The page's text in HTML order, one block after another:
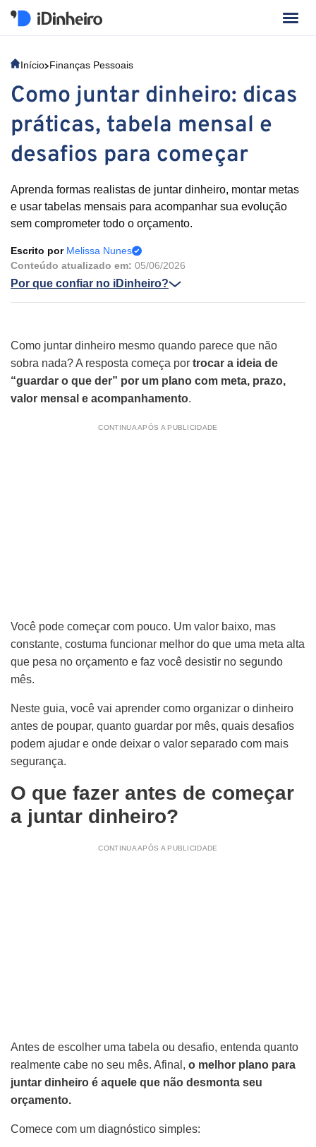
Início Finanças Pessoais
Como juntar dinheiro: dicas
práticas, tabela mensal e
desafios para começar
Aprenda formas realistas de juntar dinheiro, montar metas
e usar tabelas mensais para acompanhar sua evolução
sem comprometer todo o orçamento.
Escrito por Melissa Nunes
Conteúdo atualizado em: 05/06/2026
Por que confiar no iDinheiro?
Como juntar dinheiro mesmo quando parece que não
sobra nada? A resposta começa por trocar a ideia de
“guardar o que der” por um plano com meta, prazo,
valor mensal e acompanhamento.
CONTINUA APÓS A PUBLICIDADE
Você pode começar com pouco. Um valor baixo, mas
constante, costuma funcionar melhor do que uma meta alta
que pesa no orçamento e faz você desistir no segundo
mês.
Neste guia, você vai aprender como organizar o dinheiro
antes de poupar, quanto guardar por mês, quais desafios
podem ajudar e onde deixar o valor separado com mais
segurança.
O que fazer antes de começar
a juntar dinheiro?
CONTINUA APÓS A PUBLICIDADE
Antes de escolher uma tabela ou desafio, entenda quanto
realmente cabe no seu mês. Afinal, o melhor plano para
juntar dinheiro é aquele que não desmonta seu
orçamento.
Comece com um diagnóstico simples: